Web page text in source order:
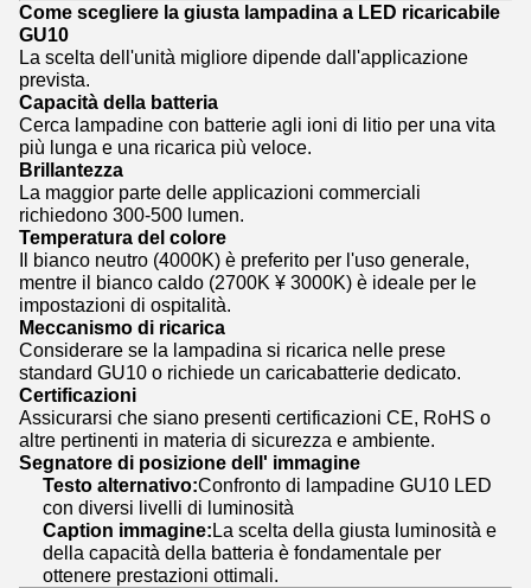
Come scegliere la giusta lampadina a LED ricaricabile
GU10
La scelta dell'unità migliore dipende dall'applicazione
prevista.
Capacità della batteria
Cerca lampadine con batterie agli ioni di litio per una vita
più lunga e una ricarica più veloce.
Brillantezza
La maggior parte delle applicazioni commerciali
richiedono 300-500 lumen.
Temperatura del colore
Il bianco neutro (4000K) è preferito per l'uso generale,
mentre il bianco caldo (2700K ¥ 3000K) è ideale per le
impostazioni di ospitalità.
Meccanismo di ricarica
Considerare se la lampadina si ricarica nelle prese
standard GU10 o richiede un caricabatterie dedicato.
Certificazioni
Assicurarsi che siano presenti certificazioni CE, RoHS o
altre pertinenti in materia di sicurezza e ambiente.
Segnatore di posizione dell' immagine
Testo alternativo:Confronto di lampadine GU10 LED
con diversi livelli di luminosità
Caption immagine:La scelta della giusta luminosità e
della capacità della batteria è fondamentale per
ottenere prestazioni ottimali.